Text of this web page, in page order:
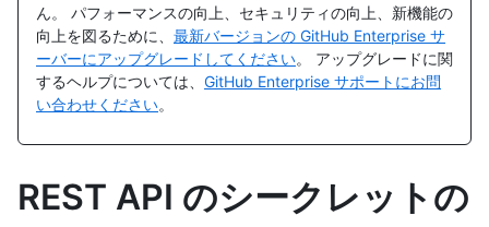
ん。 パフォーマンスの向上、セキュリティの向上、新機能の
向上を図るために、 最新バージョンの GitHub Enterprise サ
ーバーにアップグレードしてください。 アップグレードに関
するヘルプについては、 GitHub Enterprise サポートにお問
い合わせください。
REST API のシークレットの